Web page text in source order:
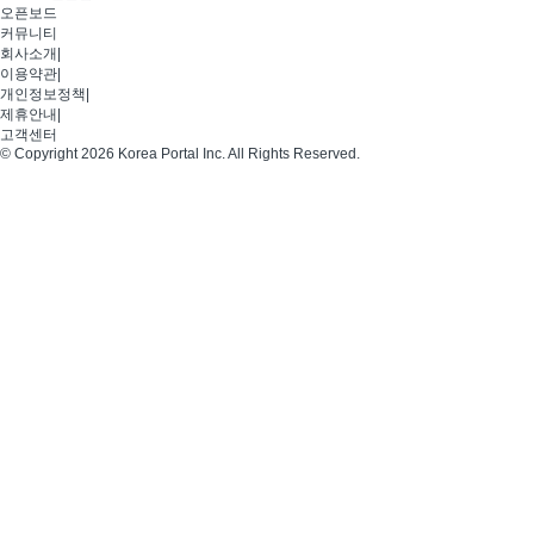
오픈보드
커뮤니티
회사소개
이용약관
개인정보정책
제휴안내
고객센터
© Copyright 2026 Korea Portal Inc. All Rights Reserved.